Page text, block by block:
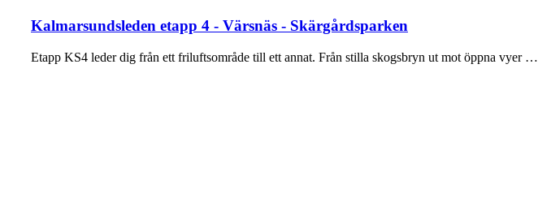
Kalmarsundsleden etapp 4 - Värsnäs - Skärgårdsparken
Etapp KS4 leder dig från ett friluftsområde till ett annat. Från stilla skogsbryn ut mot öppna vyer …